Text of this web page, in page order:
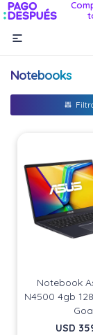

Notebooks
Notebook
N4500 4gb
Goa
USD
Informática
Audio Y TV
Relojes